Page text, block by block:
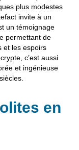
plus modestes
invite à un
un témoignage
permettant de
et les espoirs
c’est aussi
et ingénieuse
en